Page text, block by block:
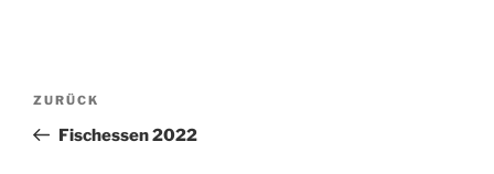
Beitragsnavigation
Vorheriger
Beitrag
ZURÜCK
Fischessen 2022